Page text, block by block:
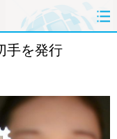
経済
手を発行